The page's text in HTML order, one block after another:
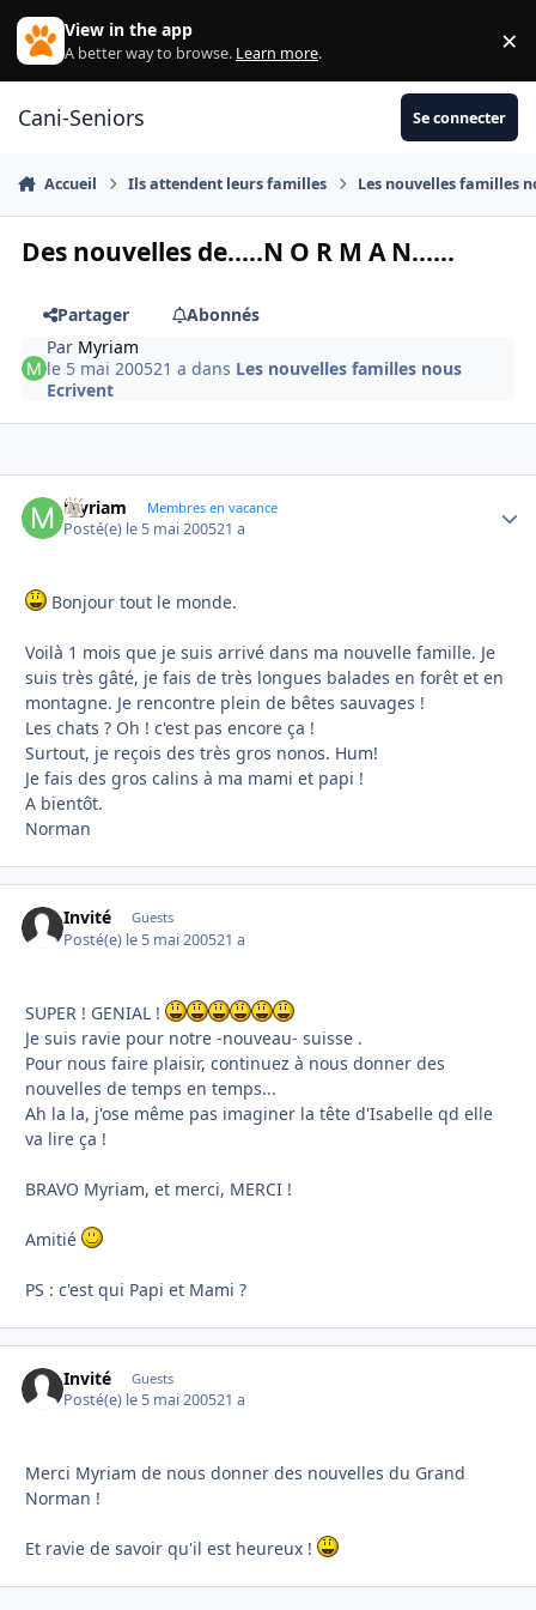
Aller au contenu
View in the app
A better way to browse. Learn more. ×
Cani-Seniors Se connecter
Accueil Ils attendent leurs familles Les nouvelles familles
Des nouvelles de.....N O R M A N......
Partager
Abonnés
Par Myriam
le 5 mai 200521 a dans Les nouvelles familles nous
Ecrivent
Myriam Membres en vacance
Posté(e) le 5 mai 200521 a
Bonjour tout le monde.
Voilà 1 mois que je suis arrivé dans ma nouvelle famille. Je
suis très gâté, je fais de très longues balades en forêt et en
montagne. Je rencontre plein de bêtes sauvages !
Les chats ? Oh ! c'est pas encore ça !
Surtout, je reçois des très gros nonos. Hum!
Je fais des gros calins à ma mami et papi !
A bientôt.
Norman
Invité Guests
Posté(e) le 5 mai 200521 a
SUPER ! GENIAL !
Je suis ravie pour notre -nouveau- suisse .
Pour nous faire plaisir, continuez à nous donner des
nouvelles de temps en temps...
Ah la la, j'ose même pas imaginer la tête d'Isabelle qd elle
va lire ça !
BRAVO Myriam, et merci, MERCI !
Amitié
PS : c'est qui Papi et Mami ?
Invité Guests
Posté(e) le 5 mai 200521 a
Merci Myriam de nous donner des nouvelles du Grand
Norman !
Et ravie de savoir qu'il est heureux !